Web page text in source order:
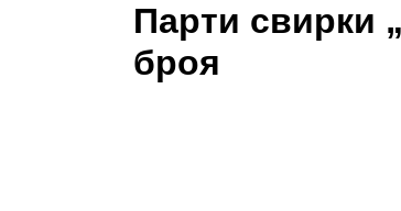
Парти свирки
броя